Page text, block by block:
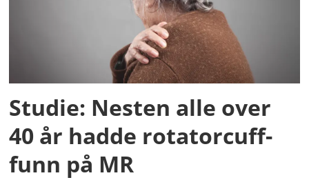
Studie: Nesten alle over
40 år hadde rotatorcuff-
funn på MR